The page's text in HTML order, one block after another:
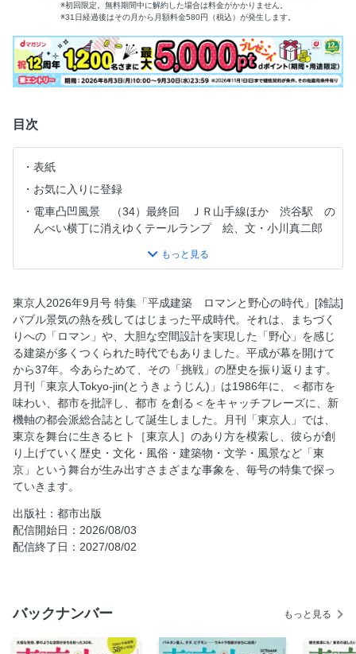
※初回限定。無料期間中に解約した場合は料金がかかりません。
※31日経過後はその月から月額料金580円（税込）が発生します。
目次
表紙
お気に入りに登録
電車凸凹風景 （34）最終回 ＪＲ山手線ほか 渋谷駅 の
んべい横丁に消えゆくテールランプ 絵、文・小川真二郎
東京空撮案内 （57）最終回 高輪築堤、再び
september 2026 no.509 contents
［東京点画］円城 塔「アイドル・マシン」
［東京点画］三枝克之「『チュラネシア』から見る東京」
［東京点画］大田省一「日本の『都』は何処へ？」
［グラビア］ 写真・山田新治郎 葛西臨海公園展望広場レ
ストハウス クリスタルビュー／東京都庁舎／横浜港大さん
橋国際客船ターミナル／東京国際フォーラム
［対談］五十嵐太郎 × 山内マリコ 次世代に残したい、愛す
べき建築たち 文・松井美緒、写真・山田新治郎
［インタビュー］伊東豊雄 社会と共存するための答え（け
んちく）を探し求めて 文・川崎 亮、写真・清永 洋
平成建築を読み解く キーワード8 文・磯 達雄 外国人建
築家／Not in TOKYO／まちをつくる／過剰と透明／エコロ
ジーの思想／コンピューターの時代／アンビルト／記憶のラ
ンドマーク
の玄関口
松井美緒、写真・泉大悟
東京人2026年9月号 特集「平成建築 ロマンと野心の時代」[雑誌]
バブル景気の熱を残してはじまった平成時代。それは、まちづく
りへの「ロマン」や、大胆な空間設計を実現した「野心」を感じ
る建築が多くつくられた時代でもありました。平成が幕を開けて
から37年。今あらためて、その「挑戦」の歴史を振り返ります。
月刊「東京人Tokyo-jin(とうきょうじん)」は1986年に、＜都市を
味わい、都市を批評し、都市 を創る＜をキャッチフレーズに、新
機軸の都会派総合誌として誕生しました。月刊「東京人」では、
東京を舞台に生きるヒト［東京人］のあり方を模索し、彼らが創
り上げていく歴史・文化・風俗・建築物・文学・風景など「東
京」という舞台が生み出すさまざまな事象を、毎号の特集で探っ
ていきます。
出版社：都市出版
配信開始日：2026/08/03
配信終了日：2027/08/02
バックナンバー もっと見る